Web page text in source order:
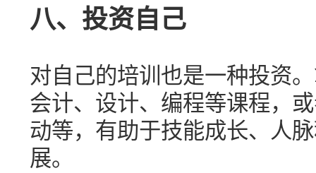
八、投资自己
对自己的培训也是一种投资
会计、设计、编程等课程，
动等，有助于技能成长、人
展。